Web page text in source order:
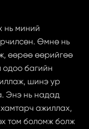
нь миний
Өмнө нь
өөрөө өөрийгөө
багийн
шинэ ур
Энэ нь надад
ажиллах,
том боломж болж